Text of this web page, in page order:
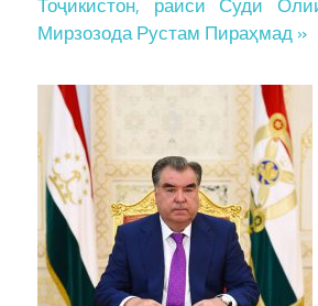
Тоҷикистон, раиси Суди
Мирзозода Рустам Пираҳмад »